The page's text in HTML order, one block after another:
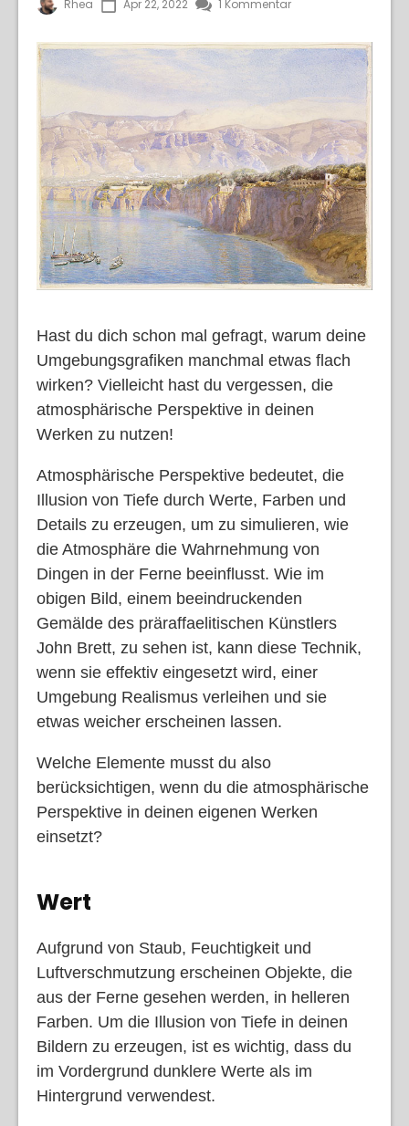
Rhea Apr 22, 2022 1 Kommentar
Hast du dich schon mal gefragt, warum deine
Umgebungsgrafiken manchmal etwas flach
wirken? Vielleicht hast du vergessen, die
atmosphärische Perspektive in deinen
Werken zu nutzen!
Atmosphärische Perspektive bedeutet, die
Illusion von Tiefe durch Werte, Farben und
Details zu erzeugen, um zu simulieren, wie
die Atmosphäre die Wahrnehmung von
Dingen in der Ferne beeinflusst. Wie im
obigen Bild, einem beeindruckenden
Gemälde des präraffaelitischen Künstlers
John Brett, zu sehen ist, kann diese Technik,
wenn sie effektiv eingesetzt wird, einer
Umgebung Realismus verleihen und sie
etwas weicher erscheinen lassen.
Welche Elemente musst du also
berücksichtigen, wenn du die atmosphärische
Perspektive in deinen eigenen Werken
einsetzt?
Wert
Aufgrund von Staub, Feuchtigkeit und
Luftverschmutzung erscheinen Objekte, die
aus der Ferne gesehen werden, in helleren
Farben. Um die Illusion von Tiefe in deinen
Bildern zu erzeugen, ist es wichtig, dass du
im Vordergrund dunklere Werte als im
Hintergrund verwendest.